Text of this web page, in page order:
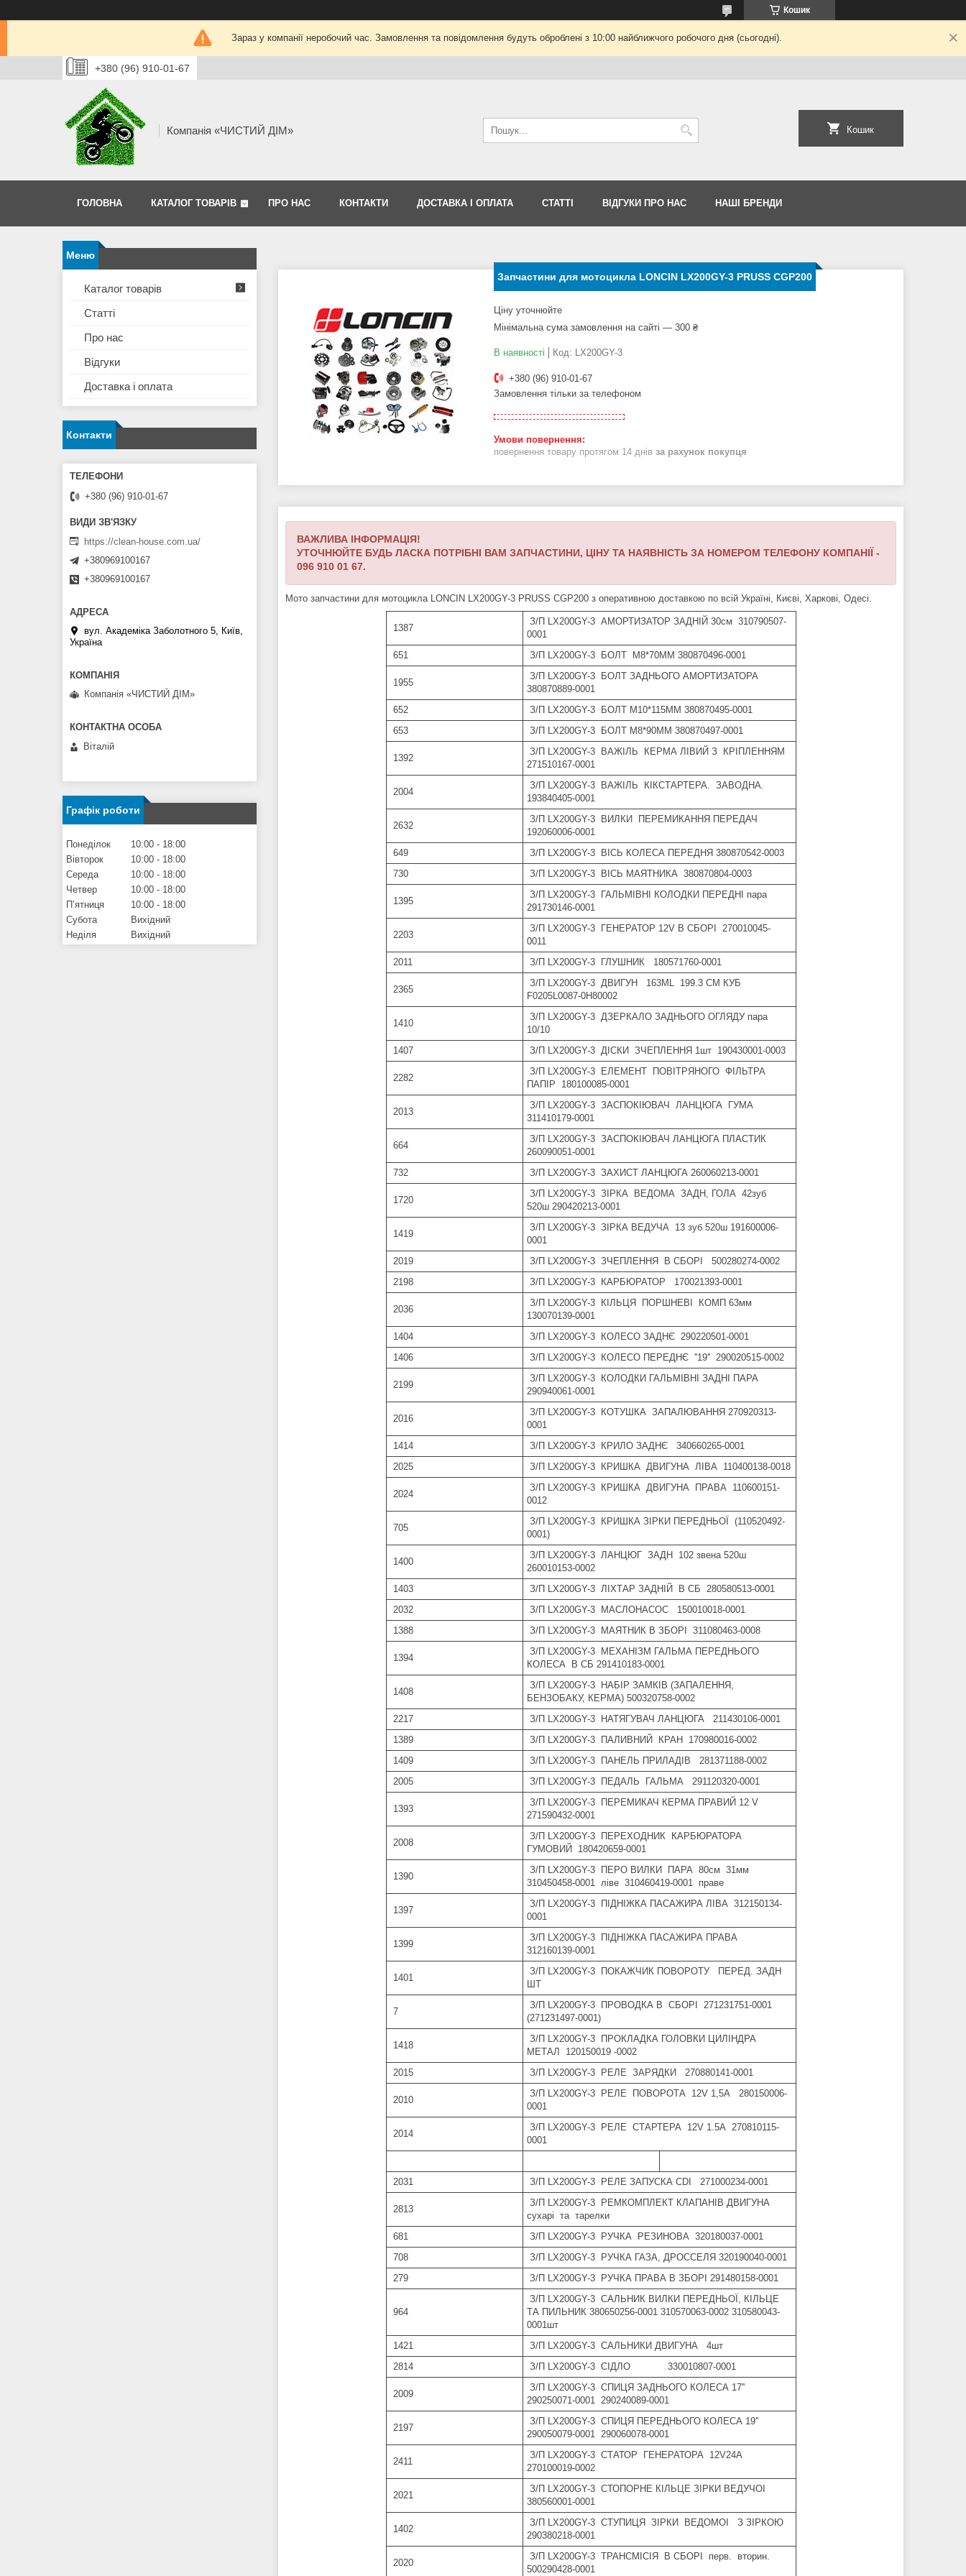
Кошик
Зараз у компанії неробочий час. Замовлення та повідомлення будуть оброблені з 10:00 найближчого робочого дня (сьогодні).
+380 (96) 910-01-67
Компанія «ЧИСТИЙ ДІМ» Кошик
ГОЛОВНА КАТАЛОГ ТОВАРІВ ПРО НАС КОНТАКТИ ДОСТАВКА І ОПЛАТА СТАТТІ ВІДГУКИ ПРО НАС НАШІ БРЕНДИ
Запчастини для мотоцикла LONCIN LX200GY-3 PRUSS CGP200
Ціну уточнюйте
Мінімальна сума замовлення на сайті — 300 ₴
В наявності Код: LX200GY-3
+380 (96) 910-01-67
Замовлення тільки за телефоном
повернення товару протягом 14 днів за рахунок покупця
ВАЖЛИВА ІНФОРМАЦІЯ!
УТОЧНЮЙТЕ БУДЬ ЛАСКА ПОТРІБНІ ВАМ ЗАПЧАСТИНИ, ЦІНУ ТА НАЯВНІСТЬ ЗА НОМЕРОМ ТЕЛЕФОНУ КОМПАНІЇ -
096 910 01 67.
Мото запчастини для мотоцикла LONCIN LX200GY-3 PRUSS CGP200 з оперативною доставкою по всій Україні, Києві, Харкові, Одесі.
1387
З/П LX200GY-3 АМОРТИЗАТОР ЗАДНІЙ 30см 310790507-
0001
651
З/П LX200GY-3 БОЛТ М8*70ММ 380870496-0001
1955
З/П LX200GY-3 БОЛТ ЗАДНЬОГО АМОРТИЗАТОРА
380870889-0001
652
З/П LX200GY-3 БОЛТ М10*115ММ 380870495-0001
653
З/П LX200GY-3 БОЛТ М8*90ММ 380870497-0001
1392
З/П LX200GY-3 ВАЖІЛЬ КЕРМА ЛІВИЙ З КРІПЛЕННЯМ
271510167-0001
2004
З/П LX200GY-3 ВАЖІЛЬ КІКСТАРТЕРА. ЗАВОДНА.
193840405-0001
2632
З/П LX200GY-3 ВИЛКИ ПЕРЕМИКАННЯ ПЕРЕДАЧ
192060006-0001
649
З/П LX200GY-3 ВІСЬ КОЛЕСА ПЕРЕДНЯ 380870542-0003
730
З/П LX200GY-3 ВІСЬ МАЯТНИКА 380870804-0003
1395
З/П LX200GY-3 ГАЛЬМІВНІ КОЛОДКИ ПЕРЕДНІ пара
291730146-0001
2203
З/П LX200GY-3 ГЕНЕРАТОР 12V В СБОРІ 270010045-
0011
2011
З/П LX200GY-3 ГЛУШНИК 180571760-0001
2365
З/П LX200GY-3 ДВИГУН 163МL 199.3 СМ КУБ
F0205L0087-0H80002
1410
З/П LX200GY-3 ДЗЕРКАЛО ЗАДНЬОГО ОГЛЯДУ пара
10/10
1407
З/П LX200GY-3 ДІСКИ ЗЧЕПЛЕННЯ 1шт 190430001-0003
2282
З/П LX200GY-3 ЕЛЕМЕНТ ПОВІТРЯНОГО ФІЛЬТРА
ПАПІР 180100085-0001
2013
З/П LX200GY-3 ЗАСПОКІЮВАЧ ЛАНЦЮГА ГУМА
311410179-0001
664
З/П LX200GY-3 ЗАСПОКІЮВАЧ ЛАНЦЮГА ПЛАСТИК
260090051-0001
732
З/П LX200GY-3 ЗАХИСТ ЛАНЦЮГА 260060213-0001
1720
З/П LX200GY-3 ЗІРКА ВЕДОМА ЗАДН, ГОЛА 42зуб
520ш 290420213-0001
1419
З/П LX200GY-3 ЗІРКА ВЕДУЧА 13 зуб 520ш 191600006-
0001
2019
З/П LX200GY-3 ЗЧЕПЛЕННЯ В СБОРІ 500280274-0002
2198
З/П LX200GY-3 КАРБЮРАТОР 170021393-0001
2036
З/П LX200GY-3 КІЛЬЦЯ ПОРШНЕВІ КОМП 63мм
130070139-0001
1404
З/П LX200GY-3 КОЛЕСО ЗАДНЄ 290220501-0001
1406
З/П LX200GY-3 КОЛЕСО ПЕРЕДНЄ ''19'' 290020515-0002
2199
З/П LX200GY-3 КОЛОДКИ ГАЛЬМІВНІ ЗАДНІ ПАРА
290940061-0001
2016
З/П LX200GY-3 КОТУШКА ЗАПАЛЮВАННЯ 270920313-
0001
1414
З/П LX200GY-3 КРИЛО ЗАДНЄ 340660265-0001
2025
З/П LX200GY-3 КРИШКА ДВИГУНА ЛІВА 110400138-0018
2024
З/П LX200GY-3 КРИШКА ДВИГУНА ПРАВА 110600151-
0012
705
З/П LX200GY-3 КРИШКА ЗІРКИ ПЕРЕДНЬОЇ (110520492-
0001)
1400
З/П LX200GY-3 ЛАНЦЮГ ЗАДН 102 звена 520ш
260010153-0002
1403
З/П LX200GY-3 ЛІХТАР ЗАДНІЙ В СБ 280580513-0001
2032
З/П LX200GY-3 МАСЛОНАСОС 150010018-0001
1388
З/П LX200GY-3 МАЯТНИК В ЗБОРІ 311080463-0008
1394
З/П LX200GY-3 МЕХАНІЗМ ГАЛЬМА ПЕРЕДНЬОГО
КОЛЕСА В СБ 291410183-0001
1408
З/П LX200GY-3 НАБІР ЗАМКІВ (ЗАПАЛЕННЯ,
БЕНЗОБАКУ, КЕРМА) 500320758-0002
2217
З/П LX200GY-3 НАТЯГУВАЧ ЛАНЦЮГА 211430106-0001
1389
З/П LX200GY-3 ПАЛИВНИЙ КРАН 170980016-0002
1409
З/П LX200GY-3 ПАНЕЛЬ ПРИЛАДІВ 281371188-0002
2005
З/П LX200GY-3 ПЕДАЛЬ ГАЛЬМА 291120320-0001
1393
З/П LX200GY-3 ПЕРЕМИКАЧ КЕРМА ПРАВИЙ 12 V
271590432-0001
2008
З/П LX200GY-3 ПЕРЕХОДНИК КАРБЮРАТОРА
ГУМОВИЙ 180420659-0001
1390
З/П LX200GY-3 ПЕРО ВИЛКИ ПАРА 80см 31мм
310450458-0001 ліве 310460419-0001 праве
1397
З/П LX200GY-3 ПІДНІЖКА ПАСАЖИРА ЛІВА 312150134-
0001
1399
З/П LX200GY-3 ПІДНІЖКА ПАСАЖИРА ПРАВА
312160139-0001
1401
З/П LX200GY-3 ПОКАЖЧИК ПОВОРОТУ ПЕРЕД. ЗАДН
ШТ
7
З/П LX200GY-3 ПРОВОДКА В СБОРІ 271231751-0001
(271231497-0001)
1418
З/П LX200GY-3 ПРОКЛАДКА ГОЛОВКИ ЦИЛІНДРА
МЕТАЛ 120150019 -0002
2015
З/П LX200GY-3 РЕЛЕ ЗАРЯДКИ 270880141-0001
2010
З/П LX200GY-3 РЕЛЕ ПОВОРОТА 12V 1,5A 280150006-
0001
2014
З/П LX200GY-3 РЕЛЕ СТАРТЕРА 12V 1.5A 270810115-
0001
2031 З/П LX200GY-3 РЕЛЕ ЗАПУСКА СDI 271000234-0001
2813
З/П LX200GY-3 РЕМКОМПЛЕКТ КЛАПАНІВ ДВИГУНА
сухарі та тарелки
681
З/П LX200GY-3 РУЧКА РЕЗИНОВА 320180037-0001
708
З/П LX200GY-3 РУЧКА ГАЗА, ДРОССЕЛЯ 320190040-0001
279
З/П LX200GY-3 РУЧКА ПРАВА В ЗБОРІ 291480158-0001
964
З/П LX200GY-3 САЛЬНИК ВИЛКИ ПЕРЕДНЬОЇ, КІЛЬЦЕ
ТА ПИЛЬНИК 380650256-0001 310570063-0002 310580043-
0001шт
1421
З/П LX200GY-3 САЛЬНИКИ ДВИГУНА 4шт
2814
З/П LX200GY-3 СІДЛО 330010807-0001
2009
З/П LX200GY-3 СПИЦЯ ЗАДНЬОГО КОЛЕСА 17''
290250071-0001 290240089-0001
2197
З/П LX200GY-3 СПИЦЯ ПЕРЕДНЬОГО КОЛЕСА 19''
290050079-0001 290060078-0001
2411
З/П LX200GY-3 СТАТОР ГЕНЕРАТОРА 12V24A
270100019-0002
2021
З/П LX200GY-3 СТОПОРНЕ КІЛЬЦЕ ЗІРКИ ВЕДУЧОІ
380560001-0001
1402
З/П LX200GY-3 СТУПИЦЯ ЗІРКИ ВЕДОМОІ З ЗІРКОЮ
290380218-0001
2020
З/П LX200GY-3 ТРАНСМІСІЯ В СБОРІ перв. вторин.
500290428-0001
Каталог товарів
Статті
Про нас
Відгуки
Доставка і оплата
Контакти
+380 (96) 910-01-67
https://clean-house.com.ua/
+380969100167
+380969100167
вул. Академіка Заболотного 5, Київ,
Україна
Компанія «ЧИСТИЙ ДІМ»
Віталій
Графік роботи
Понеділок 10:00
18:00
Вівторок
10:00
18:00
Середа
10:00
18:00
Четвер
10:00
18:00
Пʼятниця
10:00
18:00
Субота
Вихідний
Неділя
Вихідний